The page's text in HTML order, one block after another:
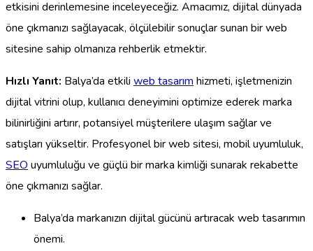
etkisini derinlemesine inceleyeceğiz. Amacımız, dijital dünyada
öne çıkmanızı sağlayacak, ölçülebilir sonuçlar sunan bir web
sitesine sahip olmanıza rehberlik etmektir.
Hızlı Yanıt: Balya’da etkili web tasarım hizmeti, işletmenizin
dijital vitrini olup, kullanıcı deneyimini optimize ederek marka
bilinirliğini artırır, potansiyel müşterilere ulaşım sağlar ve
satışları yükseltir. Profesyonel bir web sitesi, mobil uyumluluk,
SEO uyumluluğu ve güçlü bir marka kimliği sunarak rekabette
öne çıkmanızı sağlar.
Balya’da markanızın dijital gücünü artıracak web tasarımın
önemi.